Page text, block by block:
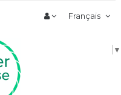
Français
▼